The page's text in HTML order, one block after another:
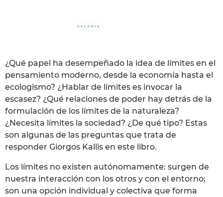
¿Qué papel ha desempeñado la idea de límites en el
pensamiento moderno, desde la economía hasta el
ecologismo? ¿Hablar de límites es invocar la
escasez? ¿Qué relaciones de poder hay detrás de la
formulación de los límites de la naturaleza?
¿Necesita límites la sociedad? ¿De qué tipo? Estas
son algunas de las preguntas que trata de
responder Giorgos Kallis en este libro.
Los límites no existen autónomamente: surgen de
nuestra interacción con los otros y con el entorno;
son una opción individual y colectiva que forma